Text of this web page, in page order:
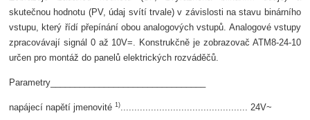
skutečnou hodnotu (PV, údaj svítí trvale) v závislosti na stavu binárního
vstupu, který řídí přepínání obou analogových vstupů. Analogové vstupy
zpracovávají signál 0 až 10V=. Konstrukčně je zobrazovač ATM8-24-10
určen pro montáž do panelů elektrických rozváděčů.
Parametry________________________________
napájecí napětí jmenovité1).............................................. 24V~